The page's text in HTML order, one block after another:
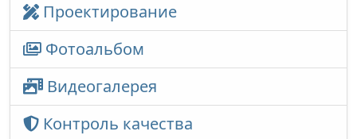
Проектирование
Фотоальбом
Видеогалерея
Контроль качества